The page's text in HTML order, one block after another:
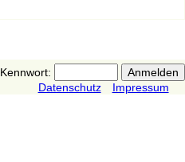
Kennwort:
Datenschutz
Impressum